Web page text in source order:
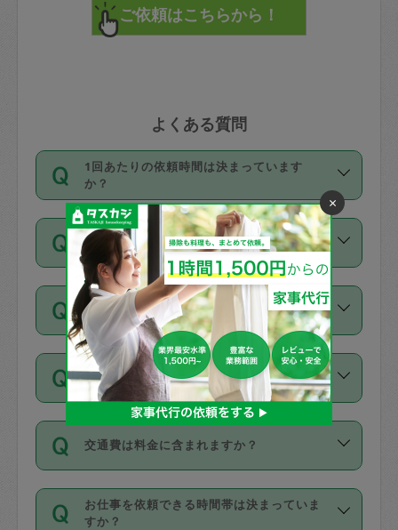
よくある質問
1回あたりの依頼時間は決まっています
か？
依頼1回につき3時間固定です。3時間を
超えて依頼したい場合は、延長機能をご
利用ください。機能をご利用いただくに
は、タスカジさんに事前に相談し、合意
の上事前申請することが必要です。な
お、3時間を下回っても、値引き等はござ
いません。
価格はどうやって決まっていますか？
11種類の価格帯の中からタスカジさん自
身が価格を選んで設定しています。
タスカジさんの価格設定には最初は制限
があり、レビュー件数、レビューの平均
値、などで除々に設定可能な最高額が上
がっていく仕組みになっています。
支払い方法を教えてください
お支払方法はクレジットカード（Visa／
Master／JCB／AMERICAN EXPRESS／
Diners Club）のみとなります。
カード情報のご登録は、依頼リクエスト
を行う際にご入力ください。プロフィー
ル登録時にはご入力いただかなくても大
丈夫です。
デビットカード・プリペイドカード（Vプ
同じタスカジさんに定期的にお願いする場
合はお得になる？
依頼には「スポット」と「定期（毎週｜
隔週）」があり、「定期」の依頼は「ス
ポット」よりお得な料金でご利用できま
す。
定期の最低利用回数は設けていない代わ
交通費は料金に含まれますか？
交通費は依頼料金とは別途発生し、依頼
料金のご請求と合わせてお支払いとなり
お仕事を依頼できる時間帯は決まっていま
すか？
×